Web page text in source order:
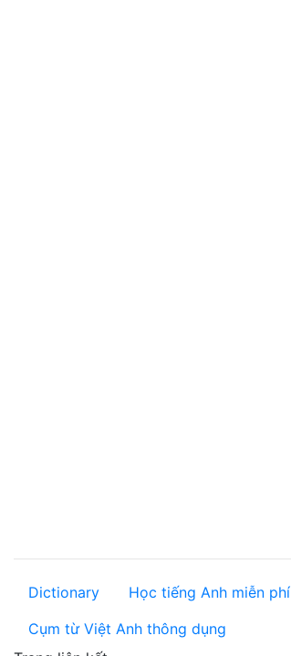
Dictionary Học tiếng Anh miễn phí
Cụm từ Việt Anh thông dụng